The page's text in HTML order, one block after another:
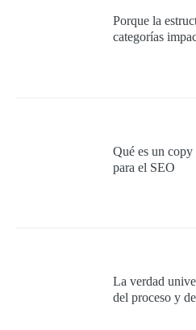
Porque la
categorías
Qué es un copy
para el SEO
La verdad
del proceso y